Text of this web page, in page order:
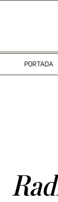
PORTADA